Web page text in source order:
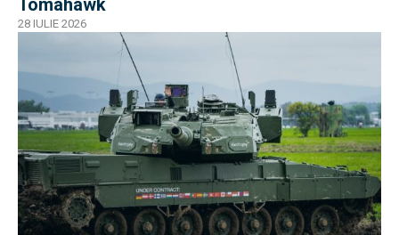
28 IULIE 2026